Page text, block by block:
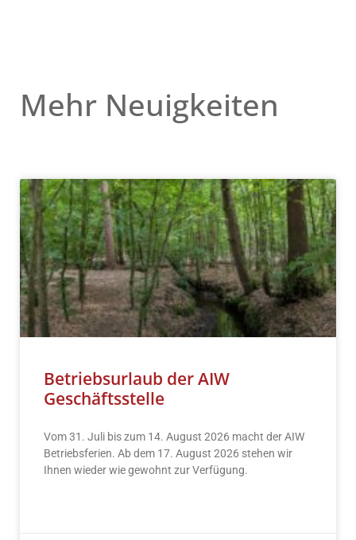
Mehr Neuigkeiten
Betriebsurlaub der AIW
Geschäftsstelle
Vom 31. Juli bis zum 14. August 2026 macht der AIW
Betriebsferien. Ab dem 17. August 2026 stehen wir
Ihnen wieder wie gewohnt zur Verfügung.